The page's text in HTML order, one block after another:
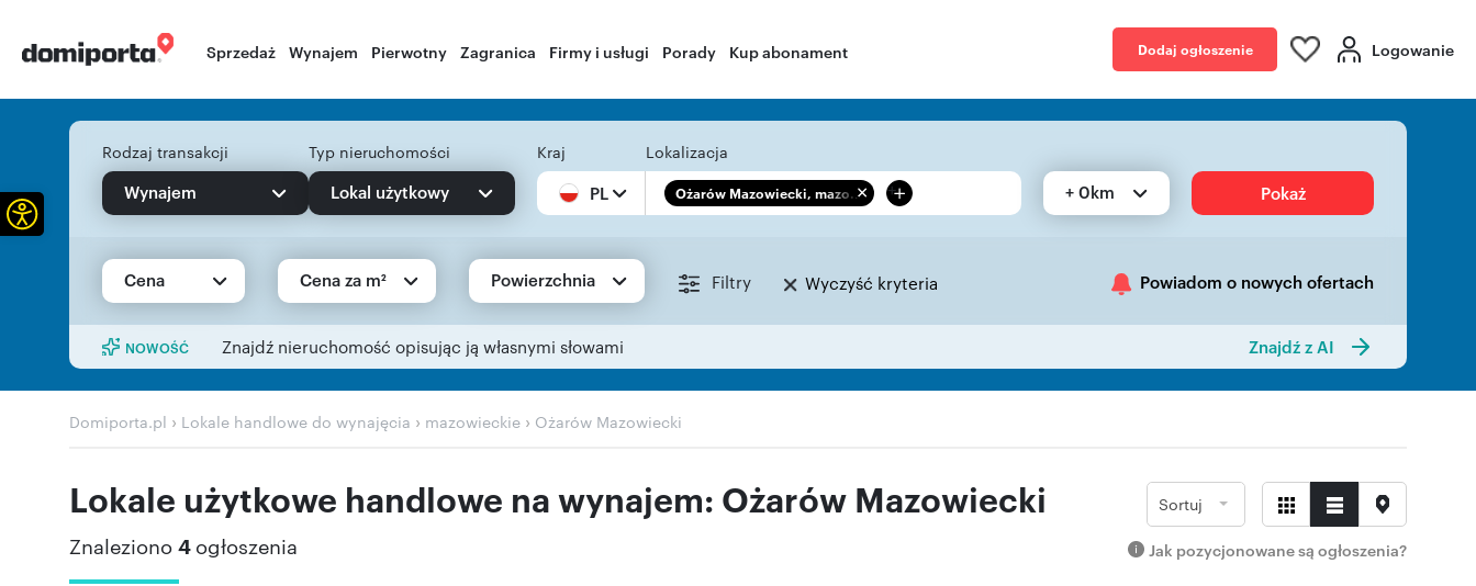
Sprzedaż Wynajem Pierwotny Zagranica Firmy i usługi Porady Kup abonament Dodaj ogłoszenie Logowanie
Rodzaj transakcji
Wynajem
Typ nieruchomości
Lokal użytkowy
Kraj
PL
Lokalizacja
Ożarów Mazowiecki, mazo... + + 0km Pokaż
Cena Cena za m² Powierzchnia Filtry Wyczyść kryteria Powiadom o nowych ofertach
NOWOŚĆ Znajdź nieruchomość opisując ją własnymi słowami Znajdź z AI
Domiporta.pl › Lokale handlowe do wynajęcia › mazowieckie › Ożarów Mazowiecki
Lokale użytkowe handlowe na wynajem: Ożarów Mazowiecki
Znaleziono 4 ogłoszenia
Sortuj
Jak pozycjonowane są ogłoszenia?
Otwórz pasek narzędzi